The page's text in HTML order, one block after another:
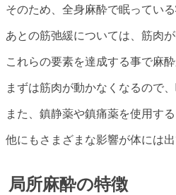
そのため、全身麻酔で眠ってい
あとの筋弛緩については、筋肉
これらの要素を達成する事で麻
まずは筋肉が動かなくなるので
また、鎮静薬や鎮痛薬を使用す
他にもさまざまな影響が体には
局所麻酔の特徴